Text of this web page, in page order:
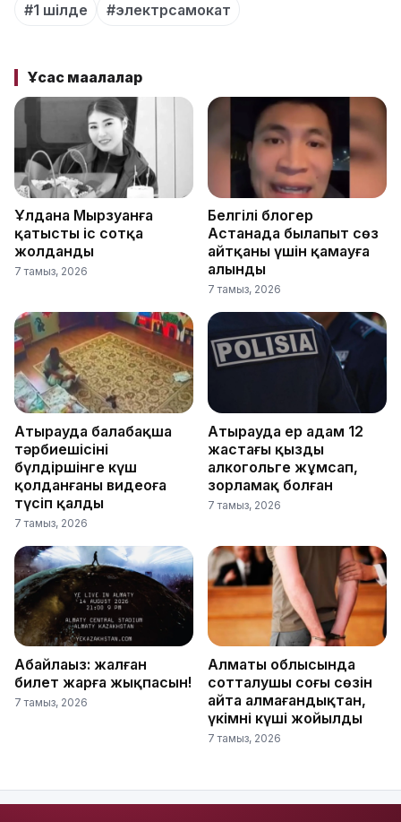
#1 шілде
#электрсамокат
Ұқсас мақалалар
Ұлдана Мырзуанға
қатысты іс сотқа
жолданды
7 тамыз, 2026
Белгілі блогер
Астанада былапыт сөз
айтқаны үшін қамауға
алынды
7 тамыз, 2026
Атырауда балабақша
тәрбиешісінің
бүлдіршінге күш
қолданғаны видеоға
түсіп қалды
7 тамыз, 2026
Атырауда ер адам 12
жастағы қызды
алкогольге жұмсап,
зорламақ болған
7 тамыз, 2026
Абайлаңыз: жалған
билет жарға жықпасын!
7 тамыз, 2026
Алматы облысында
сотталушы соңғы сөзін
айта алмағандықтан,
үкімнің күші жойылды
7 тамыз, 2026